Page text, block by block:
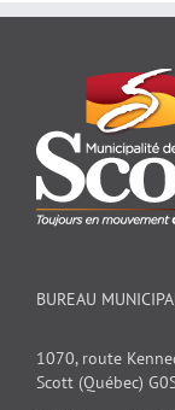
BUREAU
1070, route
Scott (Québec)